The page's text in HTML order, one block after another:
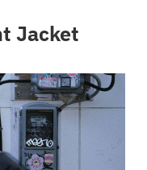
Jacket